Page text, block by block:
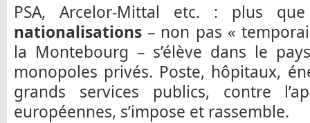
PSA, Arcelor-Mittal etc. : plus
nationalisations – non pas «
la Montebourg – s’élève dans le
monopoles privés. Poste, hôpitaux,
grands services publics, contre
européennes, s’impose et rassemble.